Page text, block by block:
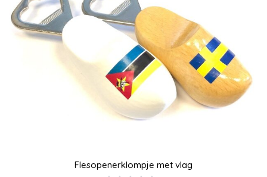
Flesopenerklompje met vlag